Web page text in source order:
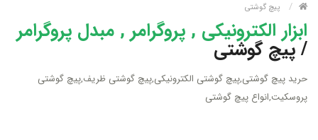
پیچ گوشتی
ابزار الکترونیکی , پروگرامر , مبدل پروگرامر
/پیچ گوشتی
حرید پیچ گوشتی,پیچ گوشتی الکترونیکی,پیچ گوشتی ظریف,پیچ گوشتی
پروسکیت,انواع پیچ گوشتی